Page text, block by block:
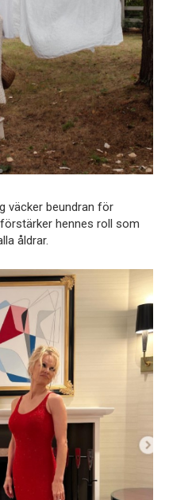
väcker beundran för
hennes roll som
åldrar.